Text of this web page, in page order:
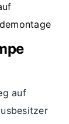
auf